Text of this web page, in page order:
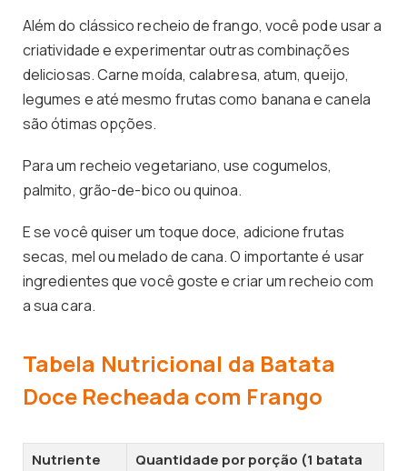
Além do clássico recheio de frango, você pode usar a
criatividade e experimentar outras combinações
deliciosas. Carne moída, calabresa, atum, queijo,
legumes e até mesmo frutas como banana e canela
são ótimas opções.
Para um recheio vegetariano, use cogumelos,
palmito, grão-de-bico ou quinoa.
E se você quiser um toque doce, adicione frutas
secas, mel ou melado de cana. O importante é usar
ingredientes que você goste e criar um recheio com
a sua cara.
Tabela Nutricional da Batata
Doce Recheada com Frango
Nutriente
Quantidade por porção (1 batata